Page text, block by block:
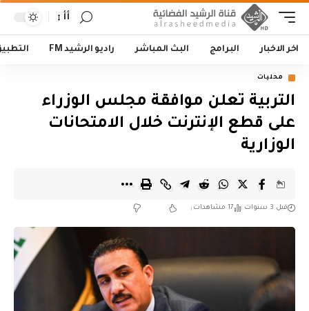
أأ
اخر الاخبار البرامج البث المباشر راديو الرشيد FM
محليات
التربية تعلن موافقة مجلس الوزراء
على قطع الإنترنت خلال الامتحانات
الوزارية
قبل 3 سنوات 17 مشاهدات